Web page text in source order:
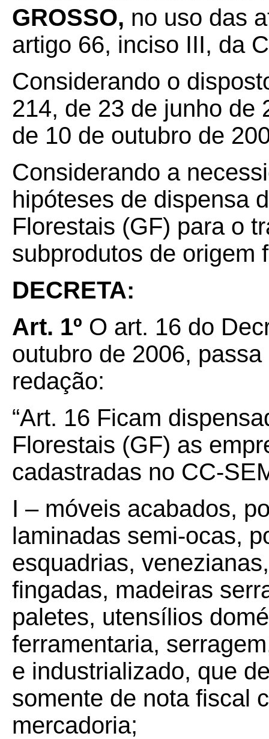
GROSSO, no uso das
artigo 66, inciso III, da
Considerando o
214, de 23 de junho de
de 10 de outubro de
Considerando a
hipóteses de dispensa
Florestais (GF) para o
subprodutos de origem
DECRETA:
Art. 1º O art. 16 do
outubro de 2006,
redação:
“Art. 16 Ficam
Florestais (GF) as
cadastradas no CC-
I – móveis acabados,
laminadas semi-ocas,
esquadrias,
fingadas, madeiras
paletes, utensílios
ferramentaria,
e industrializado, que
somente de nota fiscal
mercadoria;